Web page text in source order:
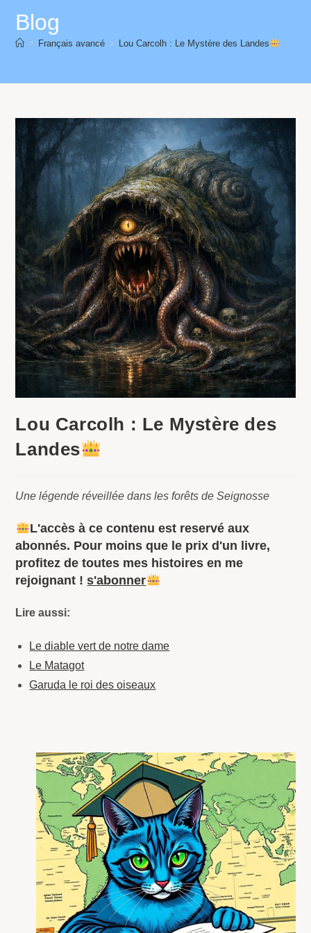
Blog
> Français avancé > Lou Carcolh : Le Mystère des Landes
Lou Carcolh : Le Mystère des
Landes
Une légende réveillée dans les forêts de Seignosse
L'accès à ce contenu est reservé aux
abonnés. Pour moins que le prix d'un livre,
profitez de toutes mes histoires en me
rejoignant !s'abonner
Lire aussi:
Le diable vert de notre dame
Le Matagot
Garuda le roi des oiseaux